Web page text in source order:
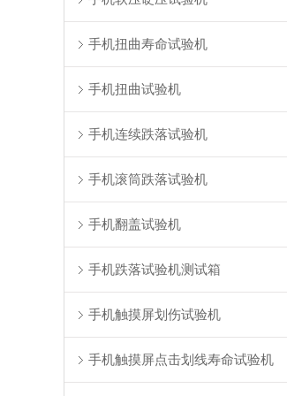
手机扭曲寿命试验机
手机扭曲试验机
手机连续跌落试验机
手机滚筒跌落试验机
手机翻盖试验机
手机跌落试验机测试箱
手机触摸屏划伤试验机
手机触摸屏点击划线寿命试验机